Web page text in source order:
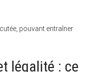
pouvant entraîner
légalité : ce